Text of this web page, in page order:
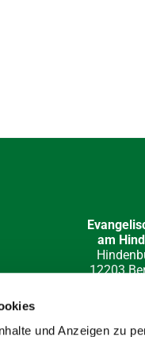
und Anzeigen zu
am
12203
Katja